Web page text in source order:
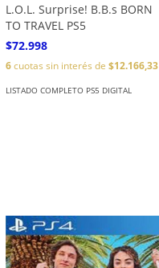
L.O.L. Surprise! B.B.s BORN
TO TRAVEL PS5
$72.998
6cuotas sin interés de$12.166,33
LISTADO COMPLETO PS5 DIGITAL